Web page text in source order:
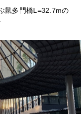
鼠多門橋L=32.7mの